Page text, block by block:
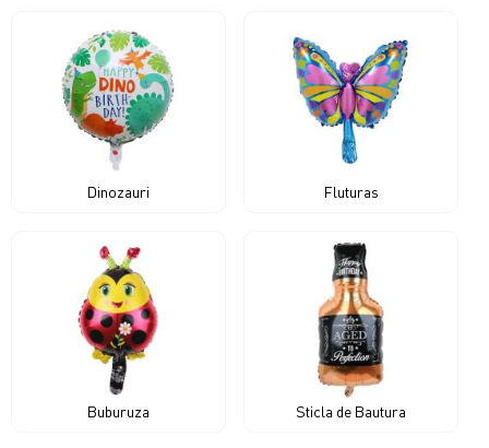
Dinozauri Fluturas
Buburuza Sticla de Bautura